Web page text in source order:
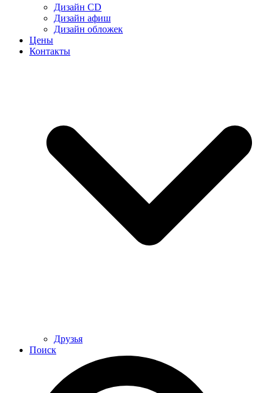
Дизайн CD
Дизайн афиш
Дизайн обложек
Цены
Контакты
Друзья
Поиск